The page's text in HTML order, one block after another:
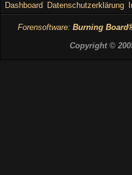
Dashboard Datenschutzerklärung
Forensoftware: Burning
Copyright ©